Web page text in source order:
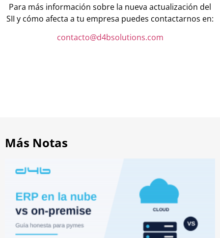
Para más información sobre la nueva actualización del
SII y cómo afecta a tu empresa puedes contactarnos en:
contacto@d4bsolutions.com
Más Notas